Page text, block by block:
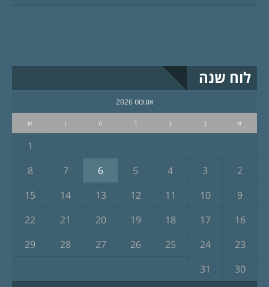
לוח שנה
אוגוסט 2026
א ב ג ד ה ו ש
1
2
3
4
5
6
7
8
9
10
11
12
13
14
15
16
17
18
19
20
21
22
23
24
25
26
27
28
29
30
31